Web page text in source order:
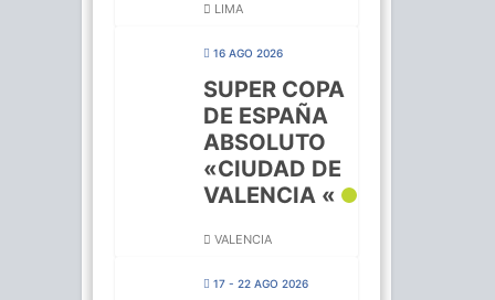
LIMA
16 AGO 2026
SUPER COPA
DE ESPAÑA
ABSOLUTO
«CIUDAD DE
VALENCIA «
VALENCIA
17 - 22 AGO 2026